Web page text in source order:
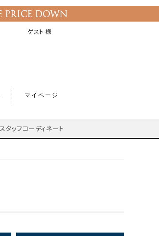
ゲスト 様
マイページ
スタッフコーディネート